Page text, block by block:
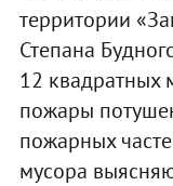
территории
Степана
12 квадратных
пожары
пожарных
мусора